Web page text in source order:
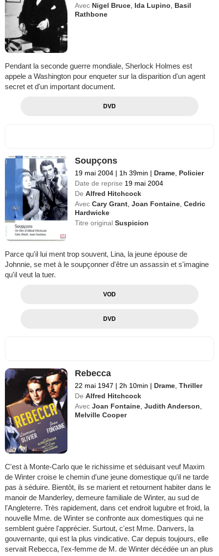
Avec Nigel Bruce Ida Lupino
Basil
Rathbone
Pendant la seconde guerre mondiale, Sherlock Holmes est
appele a Washington pour enqueter sur la disparition d'un agent
secret et d'un important document.
DVD
Soupçons
19 mai 2004 | 1h 39min | Drame, Policier
Date de reprise 19 mai 2004
De Alfred Hitchcock
Avec Cary Grant,Joan Fontaine,Cedric
Hardwicke
Titre originalSuspicion
Parce qu'il lui ment trop souvent, Lina, la jeune épouse de
Johnnie, se met à le soupçonner d'être un assassin et s'imagine
qu'il veut la tuer.
VOD
DVD
Rebecca
22 mai 1947 | 2h 10min | Drame ,Thriller
De Alfred Hitchcock
Avec Joan Fontaine ,Judith Anderson
Melville Cooper
C'est à Monte-Carlo que le richissime et séduisant veuf Maxim
de Winter croise le chemin d'une jeune domestique qu'il ne tarde
pas à séduire. Bientôt, ils se marient et retournent habiter dans le
manoir de Manderley, demeure familiale de Winter, au sud de
l'Angleterre. Très rapidement, dans cet endroit lugubre et froid, la
nouvelle Mme. de Winter se confronte aux domestiques qui ne
semblent guère l'apprécier. Surtout, c'est Mme. Danvers, la
gouvernante, qui est la plus vindicative. Car depuis toujours, elle
servait Rebecca, l'ex-femme de M. de Winter décédée un an plus